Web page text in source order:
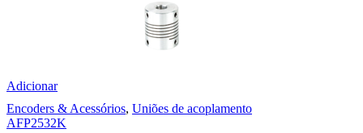
Adicionar
Encoders & Acessórios, Uniões de acoplamento
AFP2532K